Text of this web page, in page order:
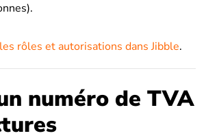
les rôles et autorisations dans Jibble.
numéro de TVA